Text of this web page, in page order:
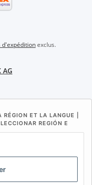
d'expéditionexclus.
AG
ET LA LANGUE |
REGIÓN E
BE (FR)